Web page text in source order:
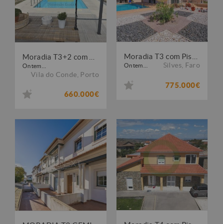
Ontem...
Vila do Conde Porto
660.000€
Ontem... Silves Faro
775.000€